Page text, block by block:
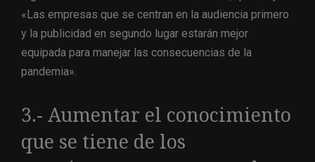
«Las empresas que se centran en la audiencia primero
y la publicidad en segundo lugar estarán mejor
equipada para manejar las consecuencias de la
pandemia».
3.- Aumentar el conocimiento
que se tiene de los